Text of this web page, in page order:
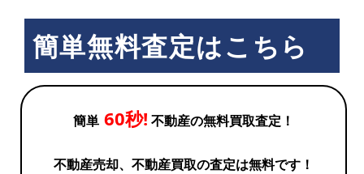
簡単無料査定はこちら
簡単 60秒! 不動産の無料買取査定！
不動産売却、不動産買取の査定は無料です！